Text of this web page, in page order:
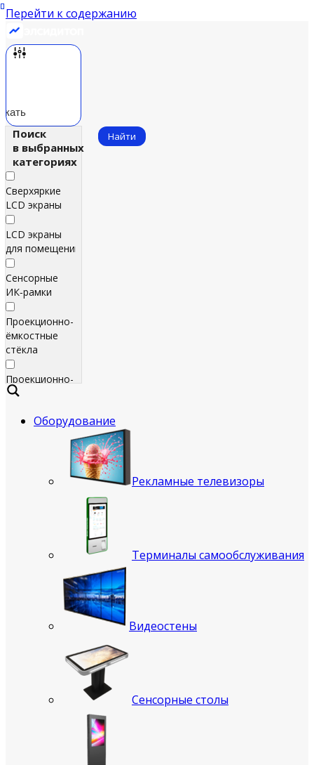
Перейти к содержанию
Поиск
в выбранных
категориях
Сверхяркие
LCD экраны
LCD экраны
для помещений
Сенсорные
ИК‑рамки
Проекционно-
ёмкостные
стёкла
Проекционно-
ёмкостные
Найти
Оборудование
Рекламные телевизоры
Терминалы самообслуживания
Видеостены
Сенсорные столы